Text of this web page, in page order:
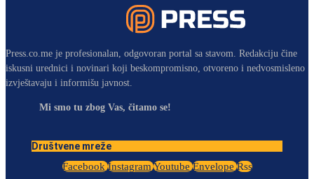
Press.co.me je profesionalan, odgovoran portal sa stavom. Redakciju čine
iskusni urednici i novinari koji beskompromisno, otvoreno i nedvosmisleno
izvještavaju i informišu javnost.
Mi smo tu zbog Vas, čitamo se!
Društvene mreže
Facebook Instagram Youtube Envelope Rss